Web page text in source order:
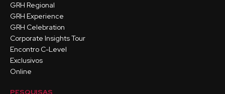
GRH Regional
GRH Experience
GRH Celebration
Corporate Insights Tour
Encontro C-Level
Exclusivos
Online